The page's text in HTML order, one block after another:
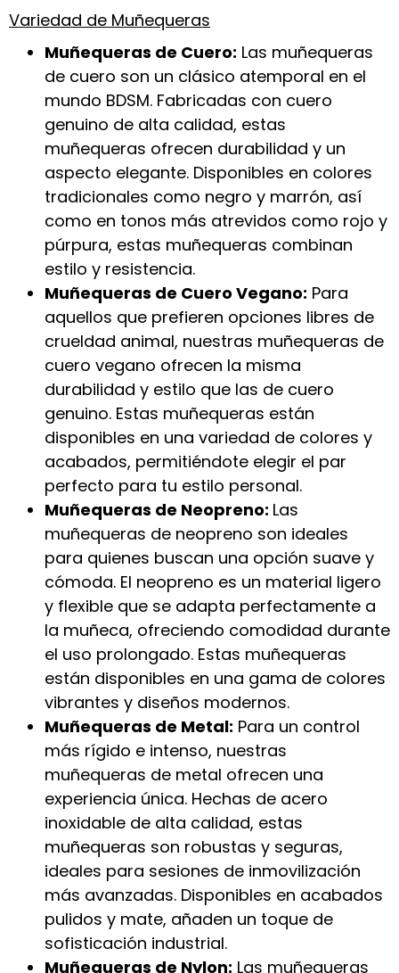
Variedad de Muñequeras
Muñequeras de Cuero: Las muñequeras
de cuero son un clásico atemporal en el
mundo BDSM. Fabricadas con cuero
genuino de alta calidad, estas
muñequeras ofrecen durabilidad y un
aspecto elegante. Disponibles en colores
tradicionales como negro y marrón, así
como en tonos más atrevidos como rojo y
púrpura, estas muñequeras combinan
estilo y resistencia.
Muñequeras de Cuero Vegano: Para
aquellos que prefieren opciones libres de
crueldad animal, nuestras muñequeras de
cuero vegano ofrecen la misma
durabilidad y estilo que las de cuero
genuino. Estas muñequeras están
disponibles en una variedad de colores y
acabados, permitiéndote elegir el par
perfecto para tu estilo personal.
Muñequeras de Neopreno: Las
muñequeras de neopreno son ideales
para quienes buscan una opción suave y
cómoda. El neopreno es un material ligero
y flexible que se adapta perfectamente a
la muñeca, ofreciendo comodidad durante
el uso prolongado. Estas muñequeras
están disponibles en una gama de colores
vibrantes y diseños modernos.
Muñequeras de Metal: Para un control
más rígido e intenso, nuestras
muñequeras de metal ofrecen una
experiencia única. Hechas de acero
inoxidable de alta calidad, estas
muñequeras son robustas y seguras,
ideales para sesiones de inmovilización
más avanzadas. Disponibles en acabados
pulidos y mate, añaden un toque de
sofisticación industrial.
Muñequeras de Nylon: Las muñequeras